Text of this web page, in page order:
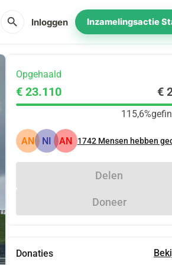
search Inloggen Inzamelingsactie
Opgehaald
€ 23.110 €
115,6%
AN NI AN 1742 Mensen hebben
Delen
Doneer
Donaties